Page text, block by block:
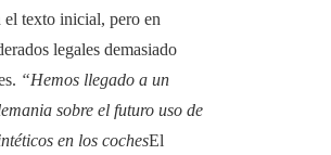
el texto inicial, pero en
legales demasiado
“Hemos llegado a un
sobre el futuro uso de
en los cochesEl